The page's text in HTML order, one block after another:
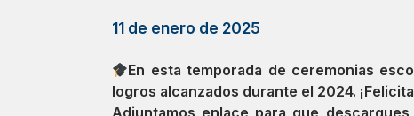
11 de enero de 2025
En esta temporada de ceremonias
logros alcanzados durante el 2024.
Adjuntamos enlace para que